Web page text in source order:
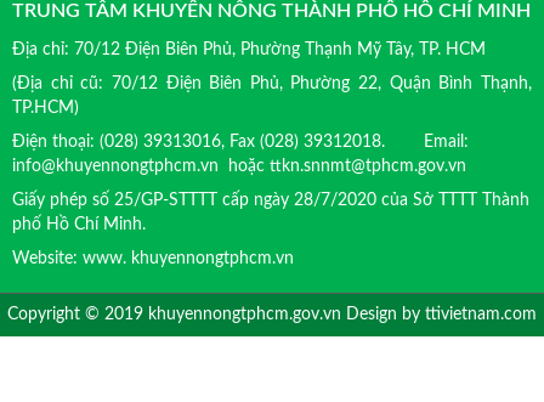
TRUNG TÂM KHUYẾN NÔNG THÀNH PHỐ HỒ CHÍ MINH
Địa chỉ: 70/12 Điện Biên Phủ, Phường Thạnh Mỹ Tây, TP. HCM
(Địa chỉ cũ: 70/12 Điện Biên Phủ, Phường 22, Quận Bình Thạnh,
TP.HCM)
Điện thoại: (028) 39313016, Fax (028) 39312018. Email:
info@khuyennongtphcm.vn hoặc ttkn.snnmt@tphcm.gov.vn
Giấy phép số 25/GP-STTTT cấp ngày 28/7/2020 của Sở TTTT Thành
phố Hồ Chí Minh.
Website: www. khuyennongtphcm.vn
Copyright © 2019 khuyennongtphcm.gov.vn Design by ttivietnam.com